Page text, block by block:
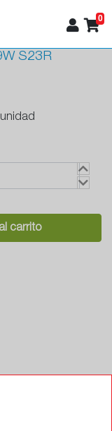
0
S23R
carrito